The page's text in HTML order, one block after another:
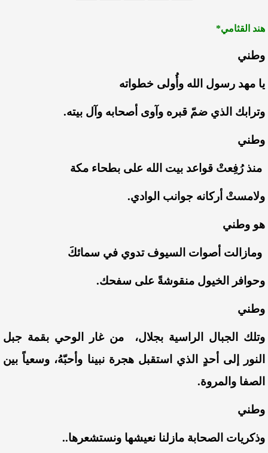
هند القثامي*
وطني
يا مهد رسول الله وأُولى خطواته
وترابك الذي ضمّ قبره وآوى أصحابه وآل بيته.
وطني
منذ رُفِعتْ قواعد بيت الله على بطحاء مكة
ولامستْ أركانه جوانب الوادي.
هو وطني
ومازالت أصوات السيوف تدوي في سمائكَ
وحوافر الخيول منقوشةً على سفحك.
وطني
وتلك الجبال الراسية بجلال، من غار الوحي بقمة جبل
النور إلى أحدٍ الذي استقبل هجرة نبينا وأحبّهُ، وسعياً بين
الصفا والمروة.
وطني
وذكريات الصحابة مازلنا نعيشها ونستشعرها..